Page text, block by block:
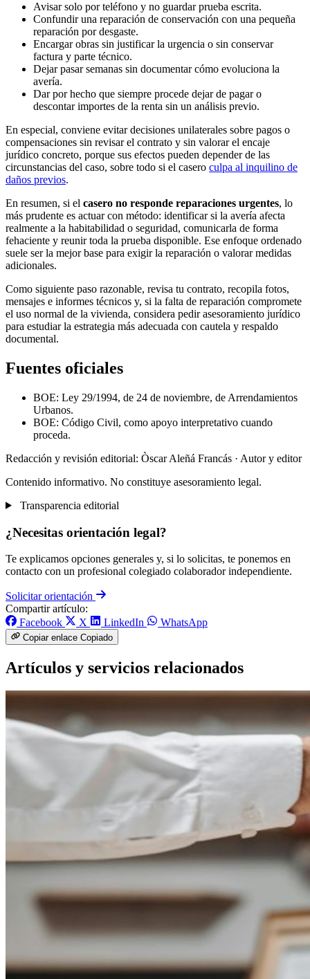
Avisar solo por teléfono y no guardar prueba escrita.
Confundir una reparación de conservación con una pequeña
reparación por desgaste.
Encargar obras sin justificar la urgencia o sin conservar
factura y parte técnico.
Dejar pasar semanas sin documentar cómo evoluciona la
avería.
Dar por hecho que siempre procede dejar de pagar o
descontar importes de la renta sin un análisis previo.
En especial, conviene evitar decisiones unilaterales sobre pagos o
compensaciones sin revisar el contrato y sin valorar el encaje
jurídico concreto, porque sus efectos pueden depender de las
circunstancias del caso, sobre todo si el casero culpa al inquilino de
daños previos.
En resumen, si el casero no responde reparaciones urgentes, lo
más prudente es actuar con método: identificar si la avería afecta
realmente a la habitabilidad o seguridad, comunicarla de forma
fehaciente y reunir toda la prueba disponible. Ese enfoque ordenado
suele ser la mejor base para exigir la reparación o valorar medidas
adicionales.
Como siguiente paso razonable, revisa tu contrato, recopila fotos,
mensajes e informes técnicos y, si la falta de reparación compromete
el uso normal de la vivienda, considera pedir asesoramiento jurídico
para estudiar la estrategia más adecuada con cautela y respaldo
documental.
Fuentes oficiales
BOE: Ley 29/1994, de 24 de noviembre, de Arrendamientos
Urbanos.
BOE: Código Civil, como apoyo interpretativo cuando
proceda.
Redacción y revisión editorial: Òscar Aleñá Francás · Autor y editor
Contenido informativo. No constituye asesoramiento legal.
Transparencia editorial
¿Necesitas orientación legal?
Te explicamos opciones generales y, si lo solicitas, te ponemos en
contacto con un profesional colegiado colaborador independiente.
Solicitar orientación
Compartir artículo:
Facebook
X LinkedIn WhatsApp
Copiar enlace Copiado
Artículos y servicios relacionados